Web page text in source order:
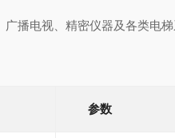
当于一台稳压性能差的市电稳
播电视、精密仪器及各类电梯
参数